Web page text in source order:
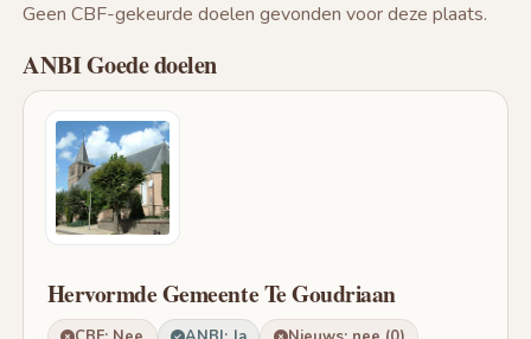
Geen CBF-gekeurde doelen gevonden voor deze plaats.
ANBI Goede doelen
Hervormde Gemeente Te Goudriaan